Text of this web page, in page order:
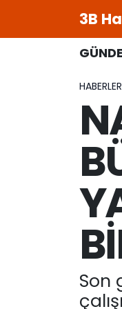
3B
HABERLER
Son
Beypazarı
Beypazarı
Süper Lig
Tüm Manşetler
Son Dakika
Haber Arşivi